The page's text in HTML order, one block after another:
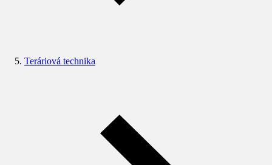
Teráriová technika